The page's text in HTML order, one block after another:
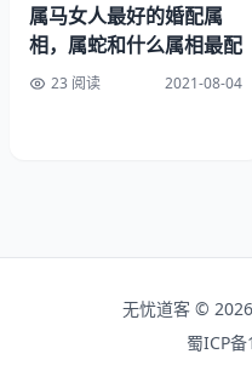
年出生的人属鸡，今年56岁
年出生的人属鸡，今年68岁
初四出生属鸡的人：忠厚
不薄，凡事顺遂。
初五出生属鸡的人：头脑
属马女人最好的婚配属
相，属蛇和什么属相最配
23 阅读 2021-08-04
无忧道客 ©
蜀ICP